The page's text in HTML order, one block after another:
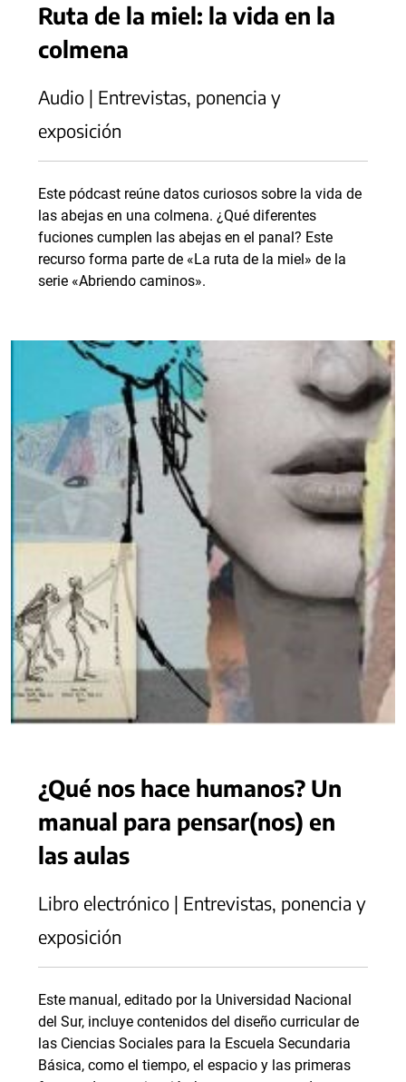
Ruta de la miel: la vida en la
colmena
Audio | Entrevistas, ponencia y
exposición
Este pódcast reúne datos curiosos sobre la vida de
las abejas en una colmena. ¿Qué diferentes
fuciones cumplen las abejas en el panal? Este
recurso forma parte de «La ruta de la miel» de la
serie «Abriendo caminos».
¿Qué nos hace humanos? Un
manual para pensar(nos) en
las aulas
Libro electrónico | Entrevistas, ponencia y
exposición
Este manual, editado por la Universidad Nacional
del Sur, incluye contenidos del diseño curricular de
las Ciencias Sociales para la Escuela Secundaria
Básica, como el tiempo, el espacio y las primeras